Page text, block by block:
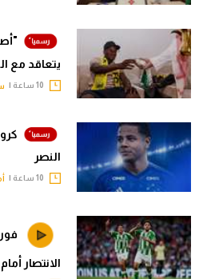
يتعاقد مع
النصر
الانتصار